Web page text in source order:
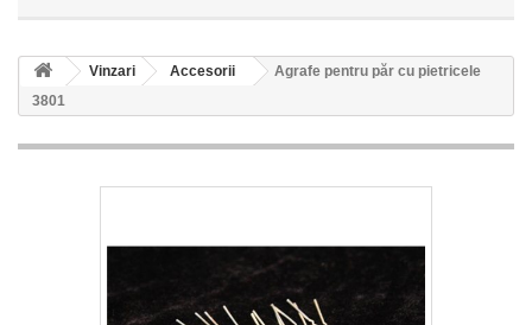
Vinzari Accesorii
Agrafe pentru păr cu pietricele
3801